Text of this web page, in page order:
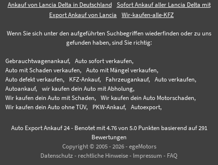
Ankauf von Lancia Delta in Deutschland
Sofort Ankauf aller Lancia Delta mit
Export Ankauf von Lancia
Wir-kaufen-alle-KFZ
Wenn Sie sich unter den aufgeführten Suchbegriffen wiederfinden oder zu uns
gefunden haben, sind Sie richtig:
Gebrauchtwagenankauf,
Auto sofort verkaufen,
Auto mit Schaden verkaufen,
Auto mit Mängel verkaufen,
Auto defekt verkaufen,
KFZ-Ankauf, Fahrzeugankauf,
Auto verkaufen,
Autoankauf,
wir kaufen dein Auto mit Abholung,
Wir kaufen dein Auto mit Schaden,
Wir kaufen dein Auto Motorschaden,
Wir kaufen dein Auto ohne TÜV,
PKW-Ankauf, Autoexport,
Auto Export Ankauf 24- Benotet mit 4.76von 5.0 Punkten basierend auf 291
Bewertungen
Copyright © 2005 - 2026 - egeMotors
Datenschutz - rechtliche Hinweise - Impressum - FAQ